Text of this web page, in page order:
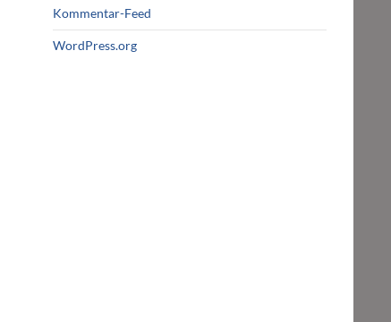
Kommentar-Feed
WordPress.org